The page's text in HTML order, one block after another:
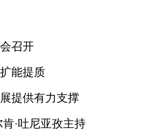
召开
能提质
提供有力支撑
·吐尼亚孜主持